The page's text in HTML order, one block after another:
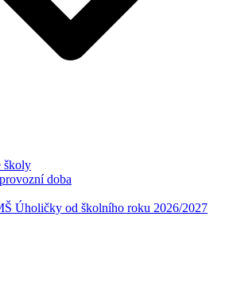
školy
doba
Úholičky od školního roku 2026/2027